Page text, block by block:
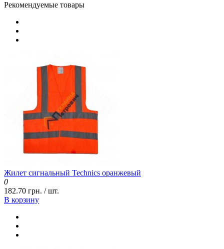
Рекомендуемые товары
Жилет сигнальный Technics оранжевый
0
182.70 грн. / шт.
В корзину